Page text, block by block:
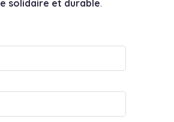
solidaire et durable.